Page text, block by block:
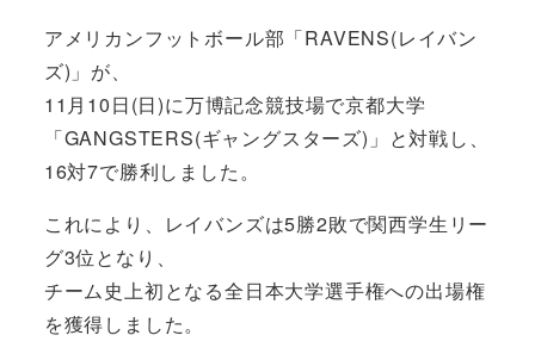
アメリカンフットボール部「RAVENS(レイバン
ズ)」が、
11月10日(日)に万博記念競技場で京都大学
「GANGSTERS(ギャングスターズ)」と対戦し、
16対7で勝利しました。
これにより、レイバンズは5勝2敗で関西学生リー
グ3位となり、
チーム史上初となる全日本大学選手権への出場権
を獲得しました。